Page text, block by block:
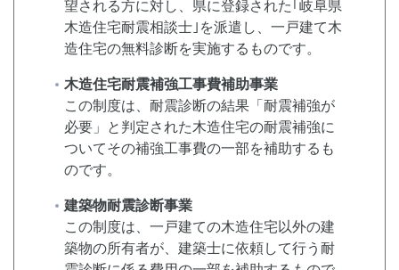
望される方に対し、県に登録された｢岐阜県
木造住宅耐震相談士｣を派遣し、一戸建て木
造住宅の無料診断を実施するものです。
木造住宅耐震補強工事費補助事業
この制度は、耐震診断の結果「耐震補強が
必要」と判定された木造住宅の耐震補強に
ついてその補強工事費の一部を補助するも
のです。
建築物耐震診断事業
この制度は、一戸建ての木造住宅以外の建
築物の所有者が、建築士に依頼して行う耐